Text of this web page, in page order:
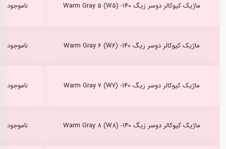
ماژیک کیوکالر دوسر زیگ Warm Gray 5 (W5) -140 ناموجود
ماژیک کیوکالر دوسر زیگ Warm Gray 6 (W6) -140 ناموجود
ماژیک کیوکالر دوسر زیگ Warm Gray 7 (W7) -140 ناموجود
ماژیک کیوکالر دوسر زیگ Warm Gray 8 (W8) -140 ناموجود